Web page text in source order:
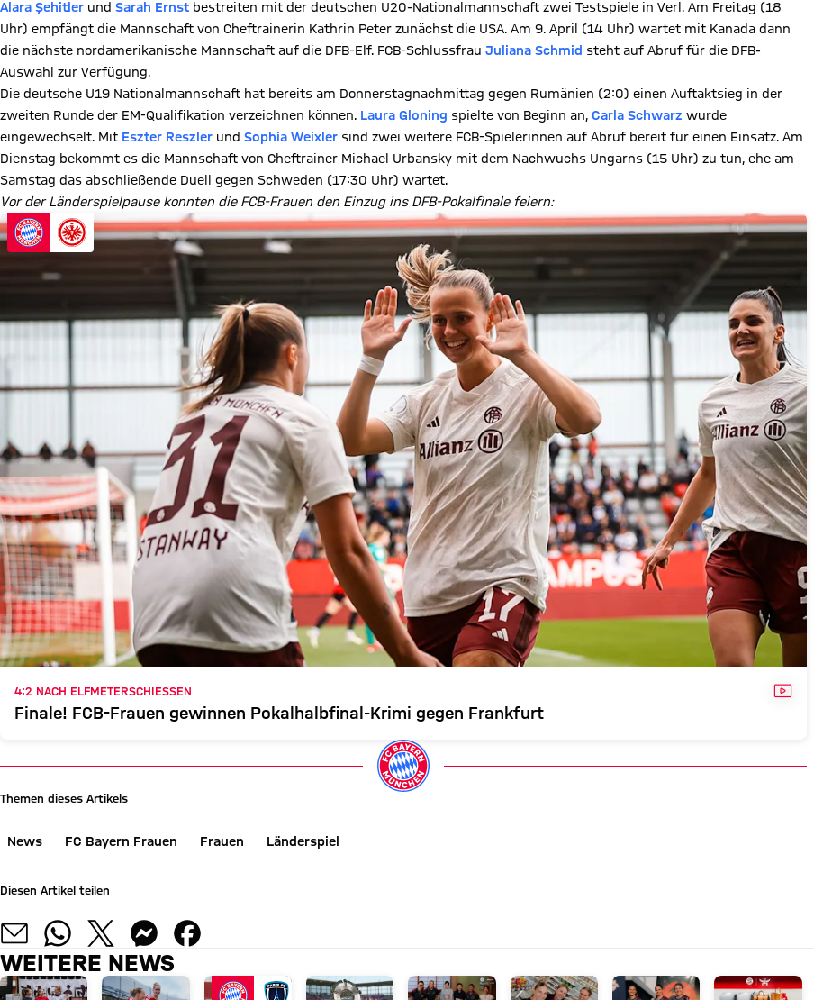
Alara Şehitler und Sarah Ernst bestreiten mit der deutschen U20-Nationalmannschaft zwei Testspiele in Verl. Am Freitag (18
Uhr) empfängt die Mannschaft von Cheftrainerin Kathrin Peter zunächst die USA. Am 9. April (14 Uhr) wartet mit Kanada dann
die nächste nordamerikanische Mannschaft auf die DFB-Elf. FCB-Schlussfrau Juliana Schmid steht auf Abruf für die DFB-
Auswahl zur Verfügung.
Die deutsche U19 Nationalmannschaft hat bereits am Donnerstagnachmittag gegen Rumänien (2:0) einen Auftaktsieg in der
zweiten Runde der EM-Qualifikation verzeichnen können. Laura Gloning spielte von Beginn an, Carla Schwarz wurde
eingewechselt. Mit Eszter Reszler und Sophia Weixler sind zwei weitere FCB-Spielerinnen auf Abruf bereit für einen Einsatz. Am
Dienstag bekommt es die Mannschaft von Cheftrainer Michael Urbansky mit dem Nachwuchs Ungarns (15 Uhr) zu tun, ehe am
Samstag das abschließende Duell gegen Schweden (17:30 Uhr) wartet.
Vor der Länderspielpause konnten die FCB-Frauen den Einzug ins DFB-Pokalfinale feiern:
4:2 NACH ELFMETERSCHIESSEN VIDEO
Finale! FCB-Frauen gewinnen Pokalhalbfinal-Krimi gegen Frankfurt
Themen dieses Artikels
News FC Bayern Frauen Frauen Länderspiel
Diesen Artikel teilen
WEITERE NEWS